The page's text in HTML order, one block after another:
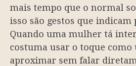
mais tempo que o normal
isso são gestos que indicam
Quando uma mulher tá
costuma usar o toque como
aproximar sem falar